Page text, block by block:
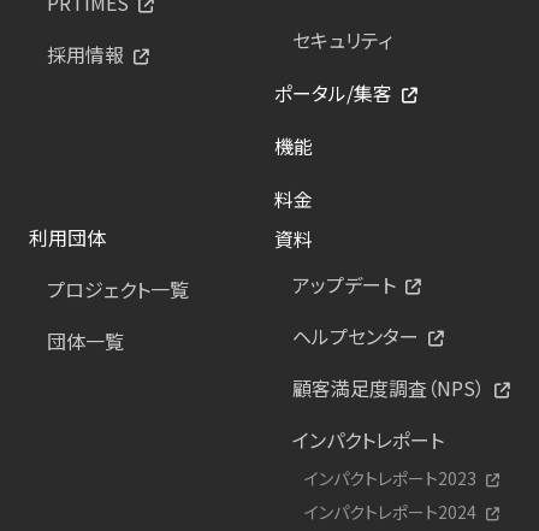
採用情報
セキュリティ
ポータル/集客
機能
料金
利用団体
プロジェクト一覧
団体一覧
資料
アップデート
ヘルプセンター
顧客満足度調査（NPS）
インパクトレポート
インパクトレポート2023
インパクトレポート2024